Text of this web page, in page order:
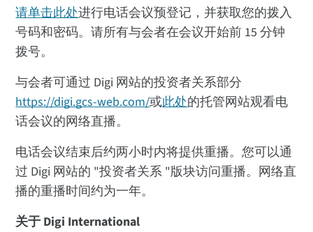
请单击此处进行电话会议预登记，并获取您的拨入
号码和密码。请所有与会者在会议开始前 15 分钟
拨号。
与会者可通过 Digi 网站的投资者关系部分
https://digi.gcs-web.com/或此处的托管网站观看电
话会议的网络直播。
电话会议结束后约两小时内将提供重播。您可以通
过 Digi 网站的 "投资者关系 "版块访问重播。网络直
播的重播时间约为一年。
关于 Digi International